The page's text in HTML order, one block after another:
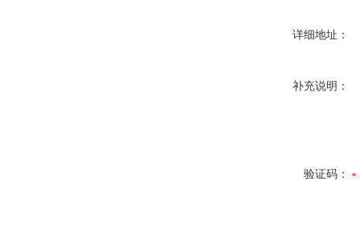
详细地址：
补充说明：
验证码：